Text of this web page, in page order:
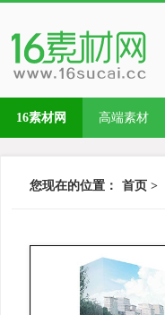
16素材网 高端素材
您现在的位置： 首页 >